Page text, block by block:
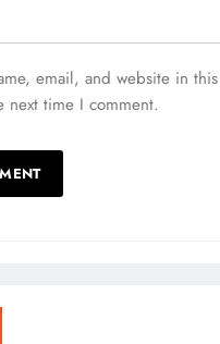
email, and website in this
next time I comment.